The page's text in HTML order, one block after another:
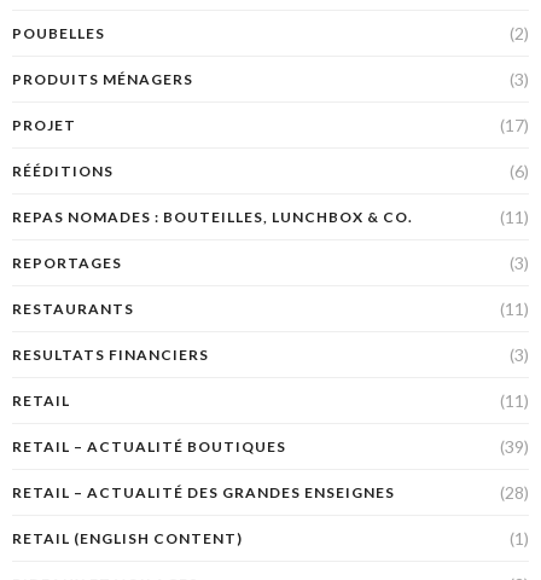
POUBELLES (2)
PRODUITS MÉNAGERS (3)
PROJET (17)
RÉÉDITIONS (6)
REPAS NOMADES : BOUTEILLES, LUNCHBOX & CO. (11)
REPORTAGES (3)
RESTAURANTS (11)
RESULTATS FINANCIERS (3)
RETAIL (11)
RETAIL – ACTUALITÉ BOUTIQUES (39)
RETAIL – ACTUALITÉ DES GRANDES ENSEIGNES (28)
RETAIL (ENGLISH CONTENT) (1)